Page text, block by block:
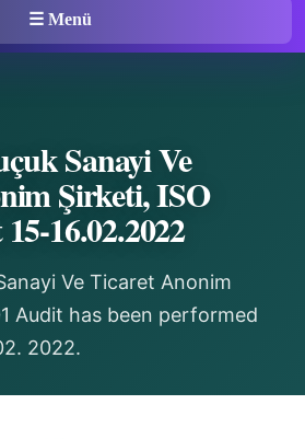
☰ Menü
Sanayi Ve
Şirketi, ISO
16.02.2022
Ve Ticaret Anonim
Audit has been performed
2022.